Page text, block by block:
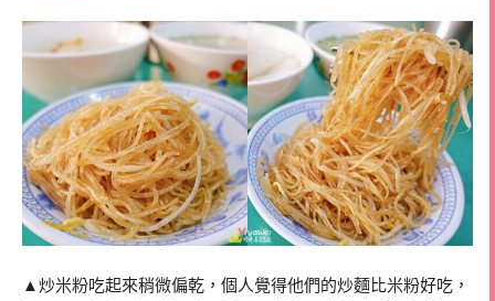
▲炒米粉吃起來稍微偏乾，個人覺得他們的炒麵比米粉好吃，